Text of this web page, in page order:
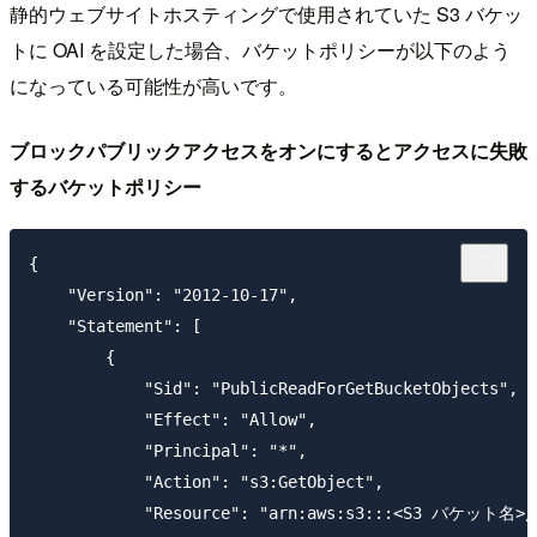
静的ウェブサイトホスティングで使用されていた S3 バケッ
トに OAI を設定した場合、バケットポリシーが以下のよう
になっている可能性が高いです。
ブロックパブリックアクセスをオンにするとアクセスに失敗
するバケットポリシー
{
    "Version": "2012-10-17",
    "Statement": [
        {
            "Sid": "PublicReadForGetBucketObjects",
            "Effect": "Allow",
            "Principal": "*",
            "Action": "s3:GetObject",
"Resource": "arn:aws:s3:::<S3 バケット名